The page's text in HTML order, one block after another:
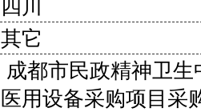
四川
其它
成都市民政精神卫
医用设备采购项目